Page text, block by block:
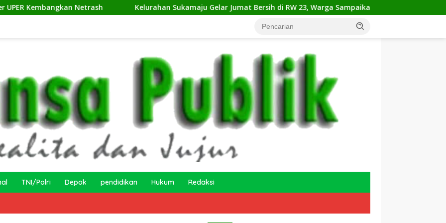
Netrash Kelurahan Sukamaju Gelar Jumat Bersih di RW 23, Warga Sampaikan Aspirasi Penanganan Banjir
TNI/Polri Depok pendidikan Hukum Redaksi